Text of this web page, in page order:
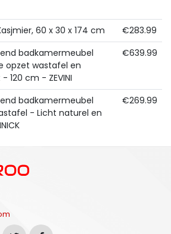
60 x 30 x 174 cm
€283.99
badkamermeubel
opzet wastafel en
120 cm - ZEVINI
€639.99
badkamermeubel
- Licht naturel en
€269.99